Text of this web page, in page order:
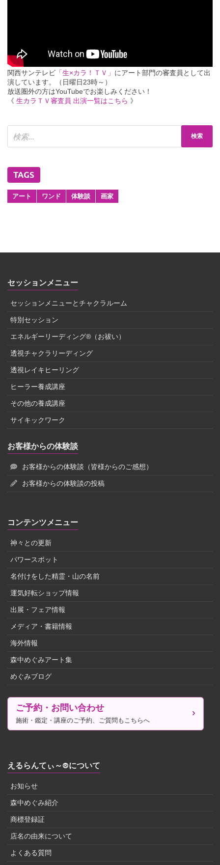
関西サンテレビ 「生×カラ！ＴＶ」 にアート部門の審査員として出
演しています。（日曜日23時～）
放送圏外の方はYouTubeでお楽しみください！
《 生カラＴＶ審査員 出演一覧はこちら 》
TAGS
アート ワンド 体験談 画家
セッションメニュー
セッションメニューとチャクラルーム
特別セッション
エネルギーリーディング®（お祓い）
透視チャクラリーディング
透視レイキヒーリング
ヒーラー養成講座
その他の養成講座
サイキックワーク
お客様からの体験談
お客様からの体験談（皆様からのご感想）
お客様からの体験談の投稿
コンテンツメニュー
神々との更新
パワースポット
名付けをした精霊・山の名前
運気好転ショップ情報
出展・フェア情報
メディア・書籍情報
海外情報
森中めぐみアート集
めぐみブログ
ご予約・お問い合わせ
施術・鑑定・講座のご予約、ご質問もこちらへ
えるらんてぃ～®について
お知らせ
森中めぐみ紹介
商標登録証
店名の由来について
よくある質問